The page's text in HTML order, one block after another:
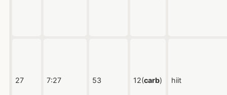
27 7:27 53 12(carb) hiit